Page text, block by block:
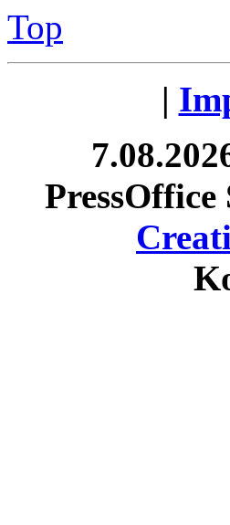
Top
|
PressOffice